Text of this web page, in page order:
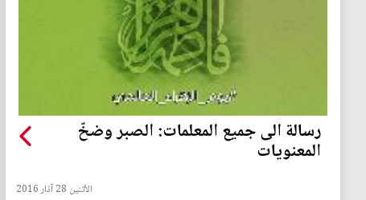
رسالة الى جميع المعلمات: الصبر وضخّ
المعنويات
الأثنين 28 آذار 2016